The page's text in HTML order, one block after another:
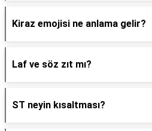
Kiraz emojisi ne anlama gelir?
Laf ve söz zıt mı?
ST neyin kısaltması?